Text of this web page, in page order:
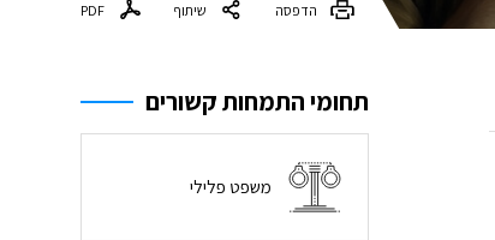
הדפסה שיתוף PDF
תחומי התמחות קשורים
משפט פלילי